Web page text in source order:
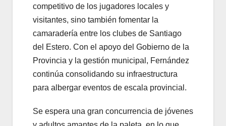
competitivo de los jugadores locales y
visitantes, sino también fomentar la
camaradería entre los clubes de Santiago
del Estero. Con el apoyo del Gobierno de la
Provincia y la gestión municipal, Fernández
continúa consolidando su infraestructura
para albergar eventos de escala provincial.
Se espera una gran concurrencia de jóvenes